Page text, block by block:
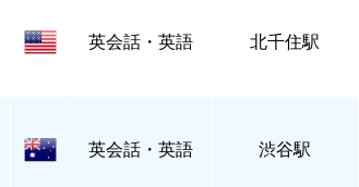
英会話・英語 北千住駅
英会話・英語 渋谷駅